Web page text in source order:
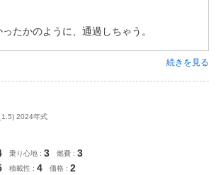
たかのように、通過しちゃう。
続きを見る
2024年式
乗り心地 3 燃費 3
積載性 4 価格 2